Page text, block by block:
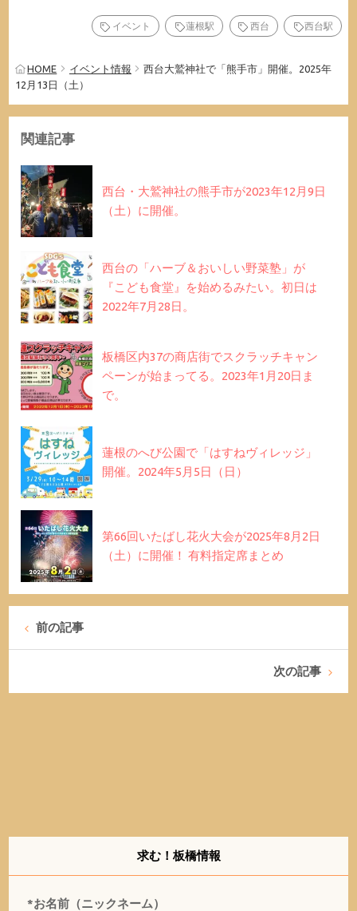
イベント 蓮根駅 西台 西台駅
HOME イベント情報
西台大鷲神社で「熊手市」開催。2025年
12月13日（土）
関連記事
西台・大鷲神社の熊手市が2023年12月9日
（土）に開催。
西台の「ハーブ＆おいしい野菜塾」が
『こども食堂』を始めるみたい。初日は
2022年7月28日。
板橋区内37の商店街でスクラッチキャン
ペーンが始まってる。2023年1月20日ま
で。
蓮根のへび公園で「はすねヴィレッジ」
開催。2024年5月5日（日）
第66回いたばし花火大会が2025年8月2日
（土）に開催！ 有料指定席まとめ
前の記事
次の記事
求む！板橋情報
*お名前（ニックネーム）